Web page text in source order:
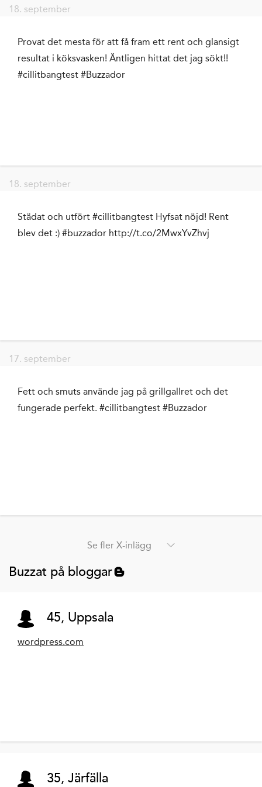
18. september
Provat det mesta för att få fram ett rent och glansigt
resultat i köksvasken! Äntligen hittat det jag sökt!!
#cillitbangtest #Buzzador
18. september
Städat och utfört #cillitbangtest Hyfsat nöjd! Rent
blev det :) #buzzador http://t.co/2MwxYvZhvj
17. september
Fett och smuts använde jag på grillgallret och det
fungerade perfekt. #cillitbangtest #Buzzador
Se fler X-inlägg
Buzzat på bloggar
45, Uppsala
wordpress.com
35, Järfälla